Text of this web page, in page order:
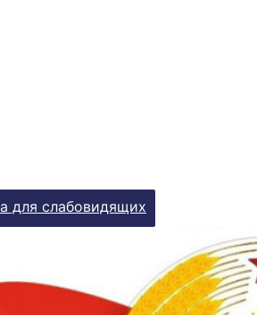
для слабовидящих